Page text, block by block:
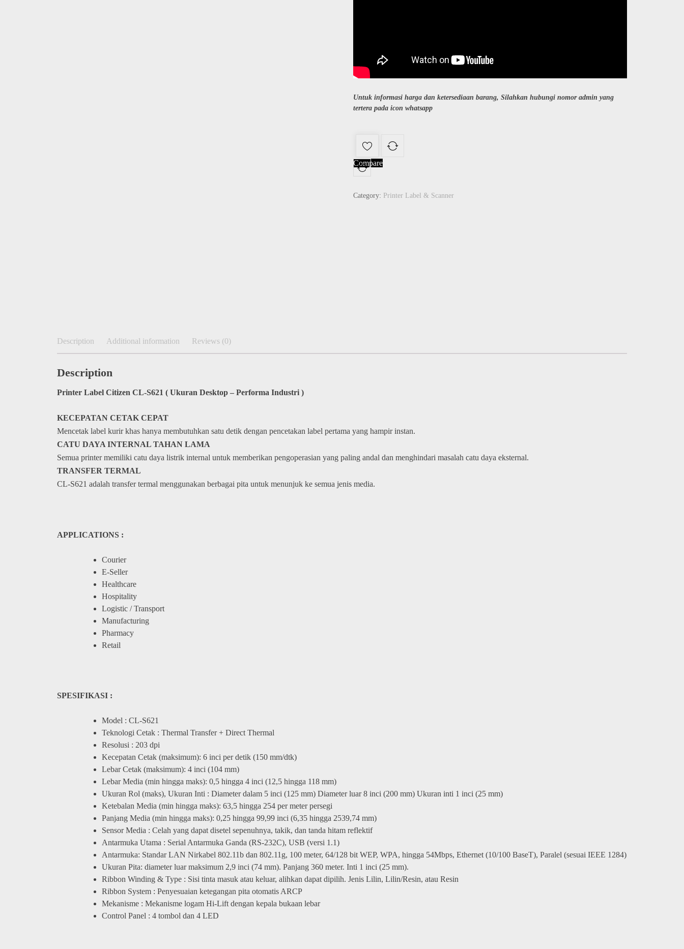
Untuk informasi harga dan ketersediaan barang, Silahkan hubungi nomor admin yang
tertera pada icon whatsapp
Compare
Category: Printer Label & Scanner
Description Additional information Reviews (0)
Description
Printer Label Citizen CL-S621 ( Ukuran Desktop – Performa Industri )
KECEPATAN CETAK CEPAT
Mencetak label kurir khas hanya membutuhkan satu detik dengan pencetakan label pertama yang hampir instan.
CATU DAYA INTERNAL TAHAN LAMA
Semua printer memiliki catu daya listrik internal untuk memberikan pengoperasian yang paling andal dan menghindari masalah catu daya eksternal.
TRANSFER TERMAL
CL-S621 adalah transfer termal menggunakan berbagai pita untuk menunjuk ke semua jenis media.
APPLICATIONS :
Courier
E-Seller
Healthcare
Hospitality
Logistic / Transport
Manufacturing
Pharmacy
Retail
SPESIFIKASI :
Model : CL-S621
Teknologi Cetak : Thermal Transfer + Direct Thermal
Resolusi : 203 dpi
Kecepatan Cetak (maksimum): 6 inci per detik (150 mm/dtk)
Lebar Cetak (maksimum): 4 inci (104 mm)
Lebar Media (min hingga maks): 0,5 hingga 4 inci (12,5 hingga 118 mm)
Ukuran Rol (maks), Ukuran Inti : Diameter dalam 5 inci (125 mm) Diameter luar 8 inci (200 mm) Ukuran inti 1 inci (25 mm)
Ketebalan Media (min hingga maks): 63,5 hingga 254 per meter persegi
Panjang Media (min hingga maks): 0,25 hingga 99,99 inci (6,35 hingga 2539,74 mm)
Sensor Media : Celah yang dapat disetel sepenuhnya, takik, dan tanda hitam reflektif
Antarmuka Utama : Serial Antarmuka Ganda (RS-232C), USB (versi 1.1)
Antarmuka: Standar LAN Nirkabel 802.11b dan 802.11g, 100 meter, 64/128 bit WEP, WPA, hingga 54Mbps, Ethernet (10/100 BaseT), Paralel (sesuai IEEE 1284)
Ukuran Pita: diameter luar maksimum 2,9 inci (74 mm). Panjang 360 meter. Inti 1 inci (25 mm).
Ribbon Winding & Type : Sisi tinta masuk atau keluar, alihkan dapat dipilih. Jenis Lilin, Lilin/Resin, atau Resin
Ribbon System : Penyesuaian ketegangan pita otomatis ARCP
Mekanisme : Mekanisme logam Hi-Lift dengan kepala bukaan lebar
Control Panel : 4 tombol dan 4 LED